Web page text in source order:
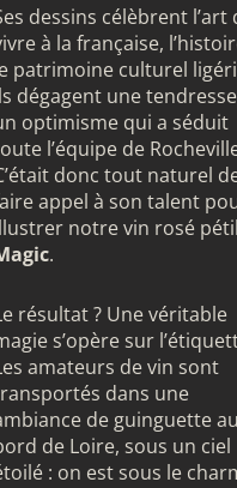
dessins célèbrent l’art
à la française,
patrimoine culturel
dégagent une
optimisme qui a séduit
l’équipe de
donc tout naturel
appel à son talent
notre vin rosé
.
résultat ? Une véritable
s’opère sur
amateurs de vin sont
dans une
de guinguette au
de Loire, sous un ciel
: on est sous le